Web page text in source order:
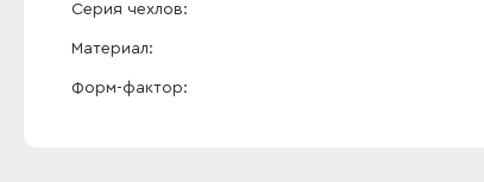
Серия чехлов
Материал
Форм-фактор